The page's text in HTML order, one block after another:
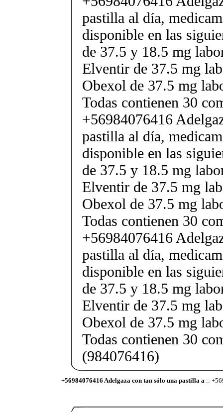
pastilla al día,
disponible en las
de 37.5 y 18.5 mg
Elventir de 37.5 mg
Obexol de 37.5 mg
Todas contienen 30
+56984076416
pastilla al día,
disponible en las
de 37.5 y 18.5 mg
Elventir de 37.5 mg
Obexol de 37.5 mg
Todas contienen 30
+56984076416
pastilla al día,
disponible en las
de 37.5 y 18.5 mg
Elventir de 37.5 mg
Obexol de 37.5 mg
Todas contienen 30
(984076416)
+56984076416 Adelgaza con tan sólo una pastilla a ::